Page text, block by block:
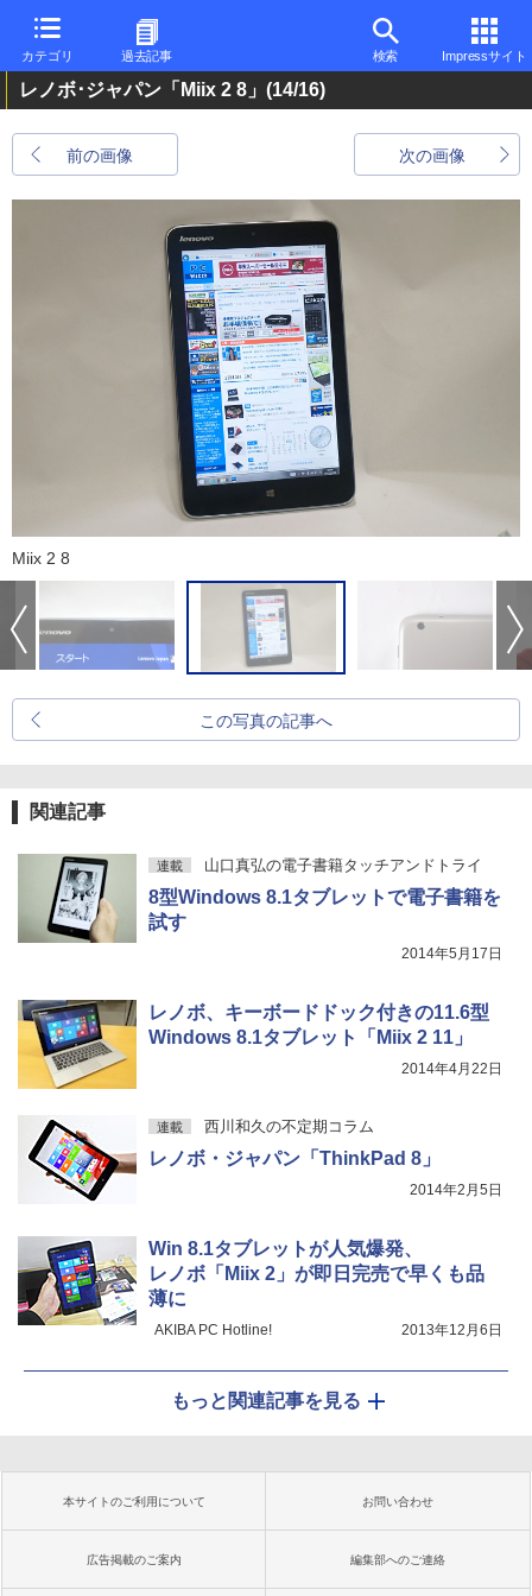
カテゴリ 過去記事 検索 Impressサイト
レノボ･ジャパン「Miix 2 8」 (14/16)
前の画像 次の画像
Miix 2 8
この写真の記事へ
関連記事
連載 山口真弘の電子書籍タッチアンドトライ
8型Windows 8.1タブレットで電子書籍を
試す
2014年5月17日
レノボ、キーボードドック付きの11.6型
Windows 8.1タブレット「Miix 2 11」
2014年4月22日
連載 西川和久の不定期コラム
レノボ・ジャパン「ThinkPad 8」
2014年2月5日
Win 8.1タブレットが人気爆発、
レノボ「Miix 2」が即日完売で早くも品
薄に
AKIBA PC Hotline! 2013年12月6日
もっと関連記事を見る
本サイトのご利用について お問い合わせ
広告掲載のご案内 編集部へのご連絡